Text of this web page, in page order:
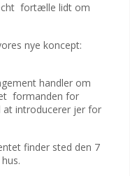
fortælle lidt om
nye koncept:
handler om
formanden for
at introducerer jer for
finder sted den 7